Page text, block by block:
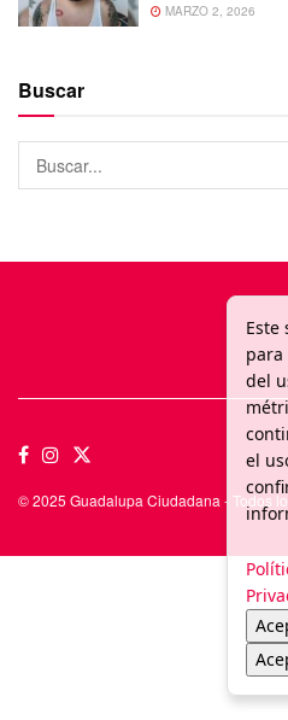
MARZO 2, 2026
Buscar
© 2025 Guadalupa Ciudadana - Todos
Este
para
del
el